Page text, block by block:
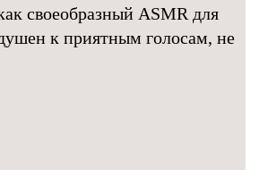
своеобразный ASMR для
к приятным голосам, не